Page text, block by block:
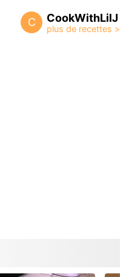
C CookWithLilJ